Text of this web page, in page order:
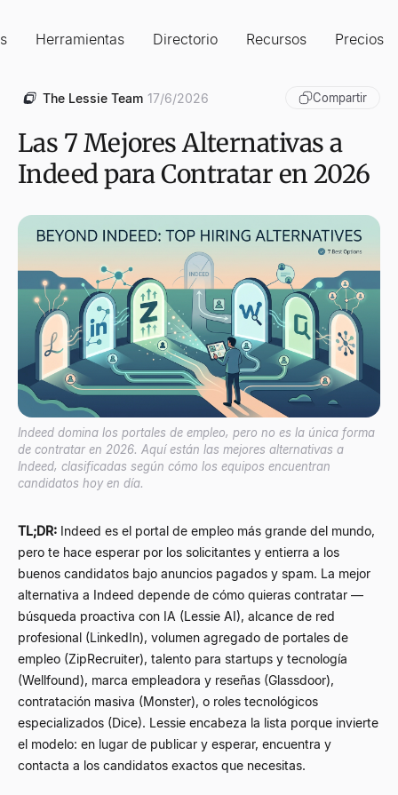
Herramientas Directorio Recursos Precios
The Lessie Team 17/6/2026 Compartir
Las 7 Mejores Alternativas a
Indeed para Contratar en 2026
Indeed domina los portales de empleo, pero no es la única forma
de contratar en 2026. Aquí están las mejores alternativas a
Indeed, clasificadas según cómo los equipos encuentran
candidatos hoy en día.
TL;DR: Indeed es el portal de empleo más grande del mundo,
pero te hace esperar por los solicitantes y entierra a los
buenos candidatos bajo anuncios pagados y spam. La mejor
alternativa a Indeed depende de cómo quieras contratar —
búsqueda proactiva con IA (Lessie AI), alcance de red
profesional (LinkedIn), volumen agregado de portales de
empleo (ZipRecruiter), talento para startups y tecnología
(Wellfound), marca empleadora y reseñas (Glassdoor),
contratación masiva (Monster), o roles tecnológicos
especializados (Dice). Lessie encabeza la lista porque invierte
el modelo: en lugar de publicar y esperar, encuentra y
contacta a los candidatos exactos que necesitas.